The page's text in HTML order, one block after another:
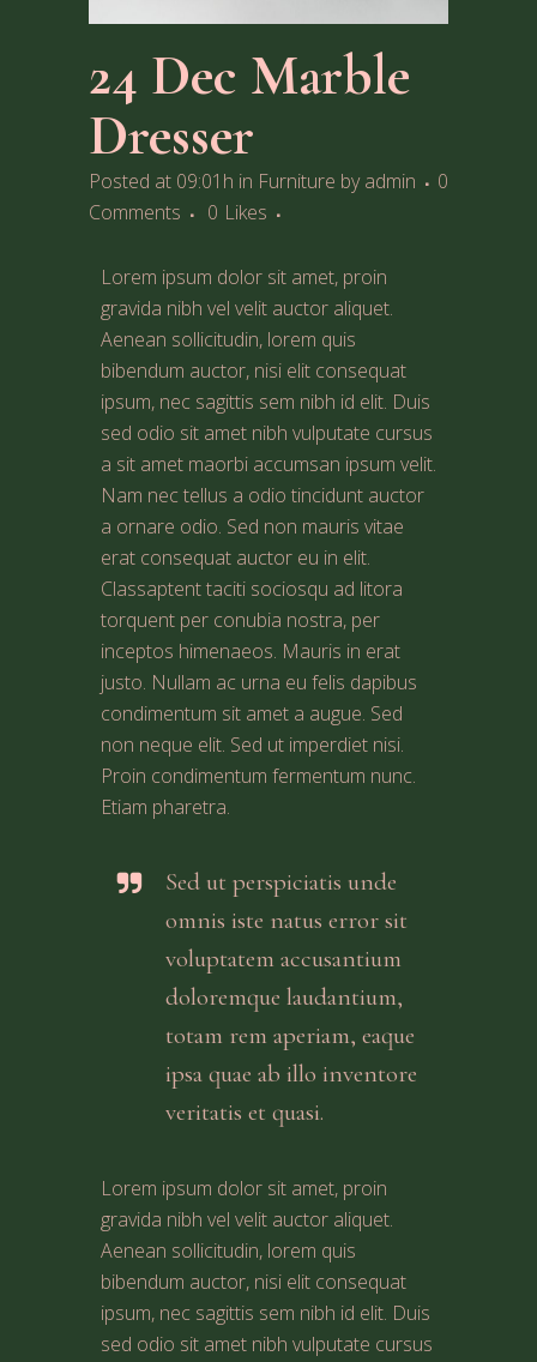
24 Dec Marble
Dresser
Posted at 09:01h in Furniture byadmin
0
Comments
0 Likes
Lorem ipsum dolor sit amet, proin
gravida nibh vel velit auctor aliquet.
Aenean sollicitudin, lorem quis
bibendum auctor, nisi elit consequat
ipsum, nec sagittis sem nibh id elit. Duis
sed odio sit amet nibh vulputate cursus
a sit amet maorbi accumsan ipsum velit.
Nam nec tellus a odio tincidunt auctor
a ornare odio. Sed non mauris vitae
erat consequat auctor eu in elit.
Classaptent taciti sociosqu ad litora
torquent per conubia nostra, per
inceptos himenaeos. Mauris in erat
justo. Nullam ac urna eu felis dapibus
condimentum sit amet a augue. Sed
non neque elit. Sed ut imperdiet nisi.
Proin condimentum fermentum nunc.
Etiam pharetra.
Sed ut perspiciatis unde
omnis iste natus error sit
voluptatem accusantium
doloremque laudantium,
totam rem aperiam, eaque
ipsa quae ab illo inventore
veritatis et quasi.
Lorem ipsum dolor sit amet, proin
gravida nibh vel velit auctor aliquet.
Aenean sollicitudin, lorem quis
bibendum auctor, nisi elit consequat
ipsum, nec sagittis sem nibh id elit. Duis
sed odio sit amet nibh vulputate cursus